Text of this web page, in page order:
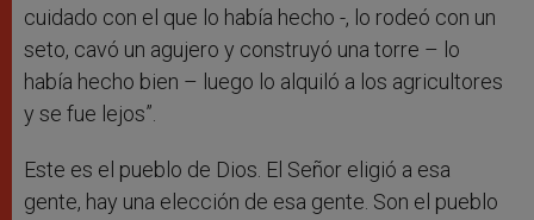
cuidado con el que lo había hecho -, lo rodeó con un
seto, cavó un agujero y construyó una torre – lo
había hecho bien – luego lo alquiló a los agricultores
y se fue lejos”.
Este es el pueblo de Dios. El Señor eligió a esa
gente, hay una elección de esa gente. Son el pueblo